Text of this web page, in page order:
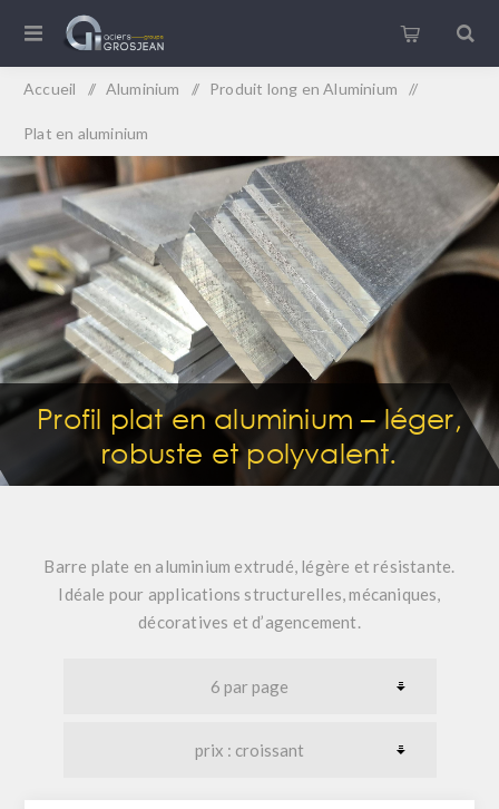
Accueil / Aluminium / Produit long en Aluminium /
Plat en aluminium
Profil plat en aluminium – léger,
robuste et polyvalent.
Barre plate en aluminium extrudé, légère et résistante.
Idéale pour applications structurelles, mécaniques,
décoratives et d’agencement.